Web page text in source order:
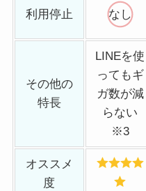
利用停止 なし
その他の
特長
LINEを使
ってもギ
ガ数が減
らない
※3
オススメ
度